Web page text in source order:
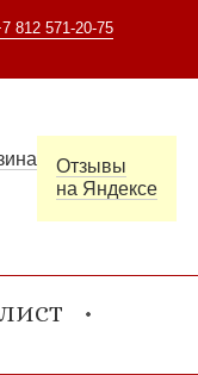
812 571-20-75
Отзывы
на Яндексе